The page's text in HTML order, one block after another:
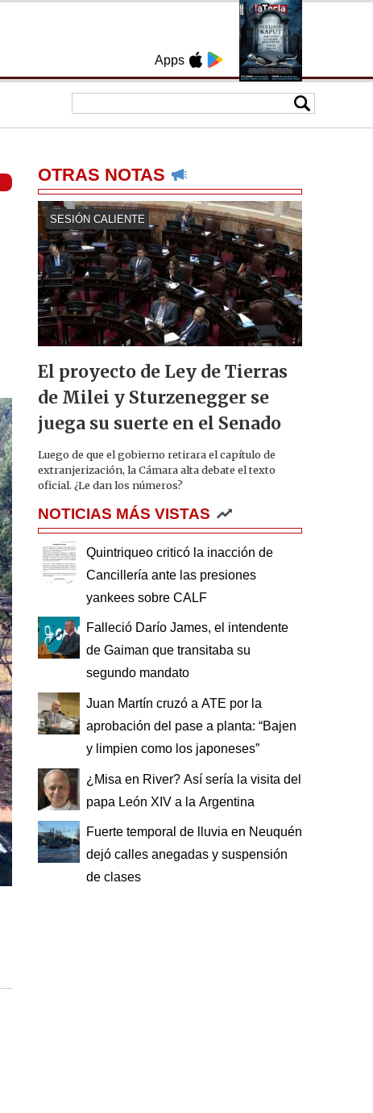
Apps
OTRAS NOTAS
SESIÓN CALIENTE
El proyecto de Ley de Tierras
de Milei y Sturzenegger se
juega su suerte en el Senado
Luego de que el gobierno retirara el capítulo de
extranjerización, la Cámara alta debate el texto
oficial. ¿Le dan los números?
NOTICIAS MÁS VISTAS
Quintriqueo criticó la inacción de
Cancillería ante las presiones
yankees sobre CALF
Falleció Darío James, el intendente
de Gaiman que transitaba su
segundo mandato
Juan Martín cruzó a ATE por la
aprobación del pase a planta: “Bajen
y limpien como los japoneses”
¿Misa en River? Así sería la visita del
papa León XIV a la Argentina
Fuerte temporal de lluvia en Neuquén
dejó calles anegadas y suspensión
de clases